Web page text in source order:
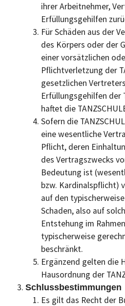
ihrer Arbeitnehmer,
Erfüllungsgehilfen
Für Schäden aus der
des Körpers oder der
einer vorsätzlichen
Pflichtverletzung der
gesetzlichen
Erfüllungsgehilfen der
haftet die
Sofern die
eine wesentliche
Pflicht, deren
des Vertragszwecks
Bedeutung ist
bzw. Kardinalspflicht)
auf den
Schaden, also auf
Entstehung im
typischerweise
beschränkt.
Ergänzend gelten die
Hausordnung der
Schlussbestimmungen
Es gilt das Recht der